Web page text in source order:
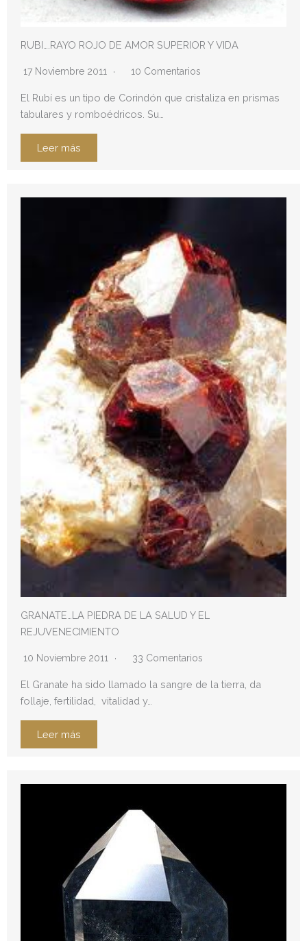
RUBI….RAYO ROJO DE AMOR SUPERIOR Y VIDA
17 Noviembre 2011 10 Comentarios
El Rubí es un tipo de Corindón que cristaliza en prismas
tabulares y romboédricos. Su…
Leer más
GRANATE…LA PIEDRA DE LA SALUD Y EL
REJUVENECIMIENTO
10 Noviembre 2011 33 Comentarios
El Granate ha sido llamado la sangre de la tierra, da
follaje, fertilidad, vitalidad y…
Leer más